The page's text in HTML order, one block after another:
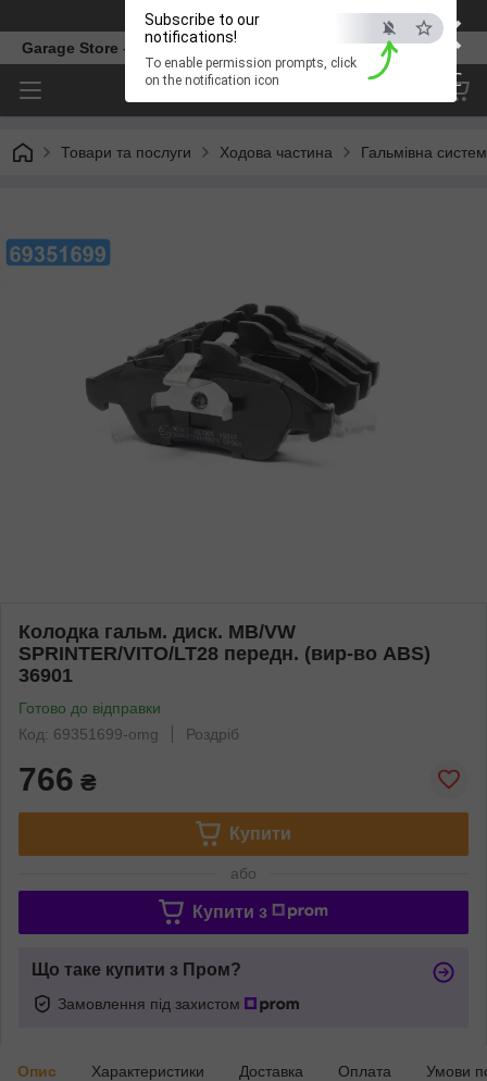
×
ESC
Subscribe to our
notifications!
To enable permission prompts, click
on the notification icon
Телефон
Garage Store – інтернет магазин автозапчастин.
Товари та послуги Ходова частина Гальмівна
Колодка гальм. диск. MB/VW
SPRINTER/VITO/LT28 передн. (вир-во ABS)
36901
Готово до відправки
Код: 69351699-omg
Роздріб
766 ₴
Купити
або
Купити з
Що таке купити з Пром?
Замовлення під захистом
Опис Характеристики Доставка Оплата Умови